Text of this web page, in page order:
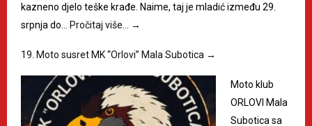
kazneno djelo teške krađe. Naime, taj je mladić između 29.
srpnja do… Pročitaj više… →
19. Moto susret MK “Orlovi” Mala Subotica →
Moto klub
ORLOVI Mala
Subotica sa